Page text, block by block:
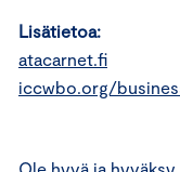
Lisätietoa:
atacarnet.fi
iccwbo.org/